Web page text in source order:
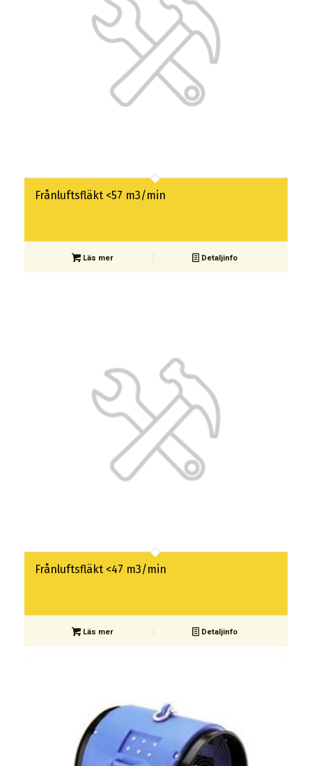
Frånluftsfläkt <57 m3/min
Läs mer Detaljinfo
Frånluftsfläkt <47 m3/min
Läs mer Detaljinfo